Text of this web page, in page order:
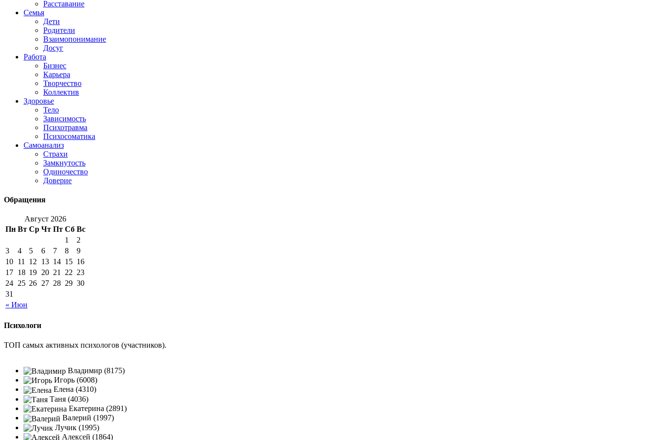
Расставание
Семья
Дети
Родители
Взаимопонимание
Досуг
Работа
Бизнес
Карьера
Творчество
Коллектив
Здоровье
Тело
Зависимость
Психотравма
Психосоматика
Самоанализ
Страхи
Замкнутость
Одиночество
Доверие
Обращения
Август 2026
Пн Вт Ср Чт Пт Сб Вс
« Июн
1
2
3
4 5 6 7 8
9
10 11 12 13 14 15 16
17 18 19 20 21 22 23
24 25 26 27 28 29 30
31
Психологи
ТОП самых активных психологов (участников).
Владимир (8175)
Игорь (6008)
Елена (4310)
Таня (4036)
Екатерина (2891)
Валерий (1997)
Лучик (1995)
Алексей (1864)